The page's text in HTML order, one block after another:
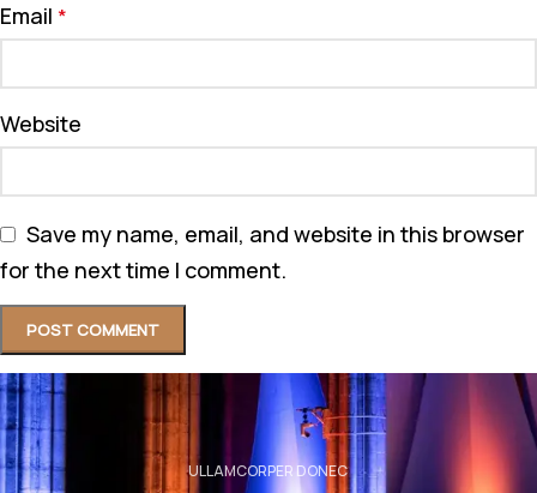
Email *
Website
Save my name, email, and website in this browser
for the next time I comment.
ULLAMCORPER DONEC